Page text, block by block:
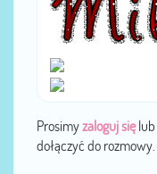
Prosimyzaloguj sięlub
dołączyć do rozmowy.